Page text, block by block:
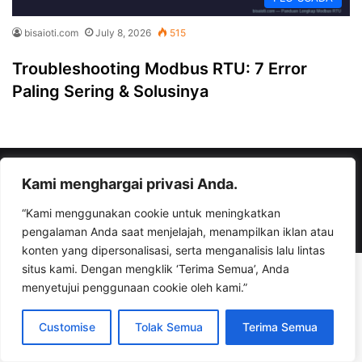
Kami menghargai privasi Anda.
“Kami menggunakan cookie untuk meningkatkan
pengalaman Anda saat menjelajah, menampilkan iklan atau
konten yang dipersonalisasi, serta menganalisis lalu lintas
situs kami. Dengan mengklik ‘Terima Semua’, Anda
menyetujui penggunaan cookie oleh kami.”
Customise Tolak Semua Terima Semua
bisaioti.com July 8, 2026 515
Troubleshooting Modbus RTU: 7 Error
Paling Sering & Solusinya
© Copyright 2026, All Rights Reserved |
FacebookYouTubeInstagram
TikTokWhatsApp